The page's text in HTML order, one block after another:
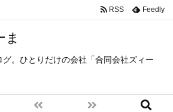
ま
。ひとりだけの会社「合同会社ズィー
RSS Feedly